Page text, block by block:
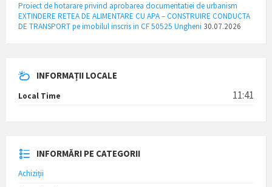
Proiect de hotarare privind aprobarea documentatiei de urbanism
EXTINDERE RETEA DE ALIMENTARE CU APA – CONSTRUIRE CONDUCTA
DE TRANSPORT pe imobilul inscris in CF 50525 Ungheni 30.07.2026
INFORMAȚII LOCALE
Local Time 11:41
INFORMĂRI PE CATEGORII
Achiziții